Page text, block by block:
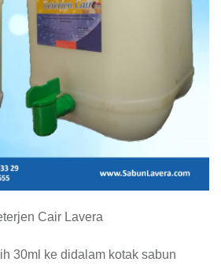
Cair Lavera
30ml ke didalam kotak sabun